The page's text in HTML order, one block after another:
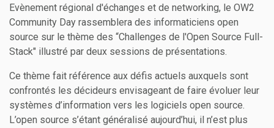
Evènement régional d'échanges et de networking, le OW2
Community Day rassemblera des informaticiens open
source sur le thème des “Challenges de l'Open Source Full-
Stack" illustré par deux sessions de présentations.
Ce thème fait référence aux défis actuels auxquels sont
confrontés les décideurs envisageant de faire évoluer leur
systèmes d’information vers les logiciels open source.
L’open source s’étant généralisé aujourd’hui, il n’est plus